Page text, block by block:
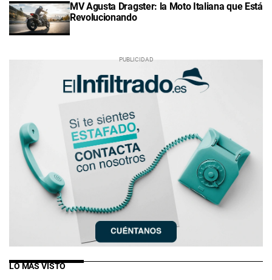
MV Agusta Dragster: la Moto Italiana que Está
Revolucionando
LO MÁS VISTO